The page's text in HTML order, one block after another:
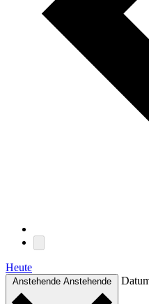
Heute
Anstehende Anstehende